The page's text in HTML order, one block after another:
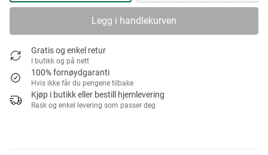
Legg i handlekurven
Gratis og enkel retur
I butikk og på nett
100% fornøydgaranti
Hvis ikke får du pengene tilbake
Kjøp i butikk eller bestill hjemlevering
Rask og enkel levering som passer deg